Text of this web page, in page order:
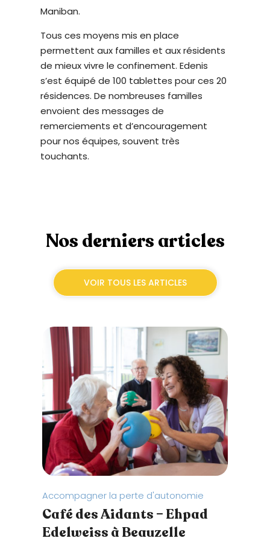
Maniban.
Tous ces moyens mis en place
permettent aux familles et aux résidents
de mieux vivre le confinement. Edenis
s’est équipé de 100 tablettes pour ces 20
résidences. De nombreuses familles
envoient des messages de
remerciements et d’encouragement
pour nos équipes, souvent très
touchants.
Nos derniers articles
VOIR TOUS LES ARTICLES
Accompagner la perte d'autonomie
Café des Aidants – Ehpad
Edelweiss à Beauzelle